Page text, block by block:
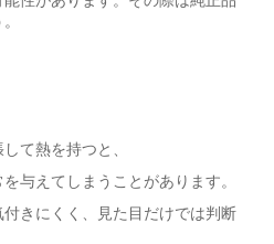
て熱を持つと、
与えてしまうことがあります。
きにくく、見た目だけでは判断